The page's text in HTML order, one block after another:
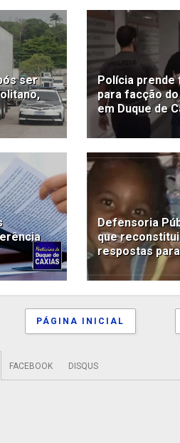
ser
Polícia
para facção do
em Duque de
Defensoria
que
respostas
PÁGINA INICIAL
FACEBOOK DISQUS